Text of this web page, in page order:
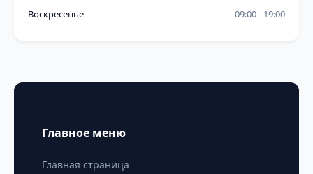
Воскресенье 09:00 19:00
Главное меню
Главная страница